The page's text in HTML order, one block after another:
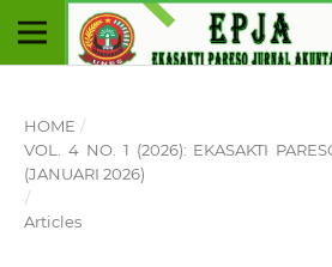
HOME /
VOL. 4 NO. 1 (2026): EKASAKTI
(JANUARI 2026)
/
Articles